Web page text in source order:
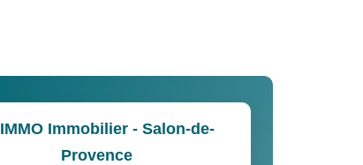
Immobilier - Salon-de-
Provence